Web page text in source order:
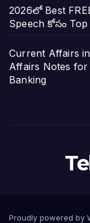
2026లో Best
Speech కోసం
Current Affairs
Affairs Notes for
Banking
Proudly powered by